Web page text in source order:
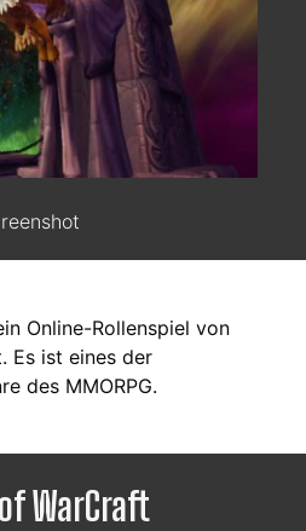
Online-Rollenspiel von
Es ist eines der
des MMORPG.
WarCraft